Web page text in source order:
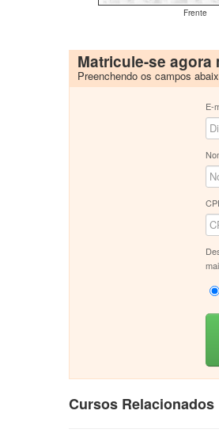
Frente
Matricule-se agora
Preenchendo os campos
E-
Cursos Relacionados